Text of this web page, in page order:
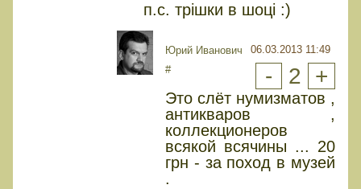
п.с. трішки в шоці :)
Юрий Иванович
06.03.2013 11:49
#
- 2 +
Это слёт нумизматов ,
антикваров ,
коллекционеров
всякой всячины ... 20
грн - за поход в музей
.